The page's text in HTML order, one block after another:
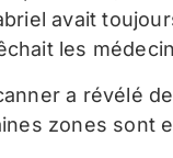
avait
les
a révélé
zones sont